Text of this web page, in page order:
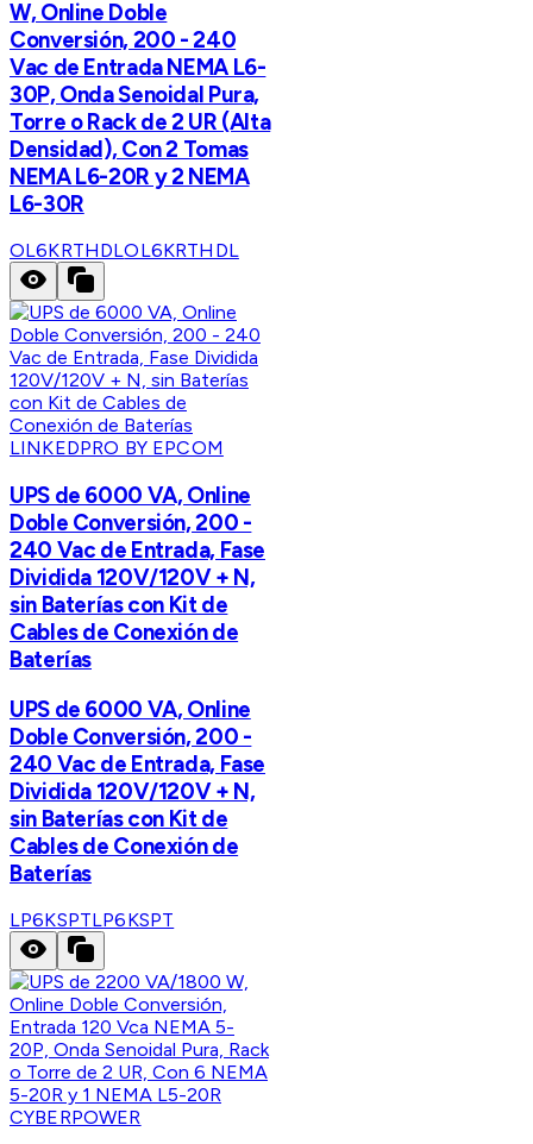
W, Online Doble
Conversión, 200 - 240
Vac de Entrada NEMA L6-
30P, Onda Senoidal Pura,
Torre o Rack de 2 UR (Alta
Densidad), Con 2 Tomas
NEMA L6-20R y 2 NEMA
L6-30R
OL6KRTHDLOL6KRTHDL
LINKEDPRO BY EPCOM
UPS de 6000 VA, Online
Doble Conversión, 200 -
240 Vac de Entrada, Fase
Dividida 120V/120V + N,
sin Baterías con Kit de
Cables de Conexión de
Baterías
UPS de 6000 VA, Online
Doble Conversión, 200 -
240 Vac de Entrada, Fase
Dividida 120V/120V + N,
sin Baterías con Kit de
Cables de Conexión de
Baterías
LP6KSPTLP6KSPT
CYBERPOWER